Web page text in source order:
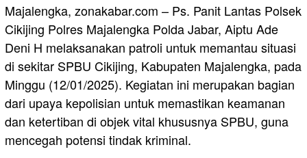
Majalengka, zonakabar.com – Ps. Panit Lantas Polsek
Cikijing Polres Majalengka Polda Jabar, Aiptu Ade
Deni H melaksanakan patroli untuk memantau situasi
di sekitar SPBU Cikijing, Kabupaten Majalengka, pada
Minggu (12/01/2025). Kegiatan ini merupakan bagian
dari upaya kepolisian untuk memastikan keamanan
dan ketertiban di objek vital khususnya SPBU, guna
mencegah potensi tindak kriminal.